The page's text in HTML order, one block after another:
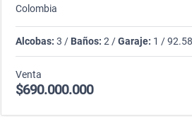
Colombia
Alcobas: 3 / Baños: 2 /Garaje: 1 /
Venta
$690.000.000